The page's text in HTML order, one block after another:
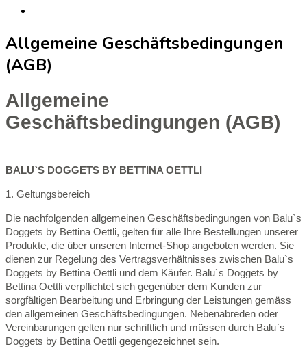
Allgemeine Geschäftsbedingungen
(AGB)
Allgemeine
Geschäftsbedingungen (AGB)
BALU`S DOGGETS BY BETTINA OETTLI
1. Geltungsbereich
Die nachfolgenden allgemeinen Geschäftsbedingungen von Balu`s
Doggets by Bettina Oettli, gelten für alle Ihre Bestellungen unserer
Produkte, die über unseren Internet-Shop angeboten werden. Sie
dienen zur Regelung des Vertragsverhältnisses zwischen Balu`s
Doggets by Bettina Oettli und dem Käufer. Balu`s Doggets by
Bettina Oettli verpflichtet sich gegenüber dem Kunden zur
sorgfältigen Bearbeitung und Erbringung der Leistungen gemäss
den allgemeinen Geschäftsbedingungen. Nebenabreden oder
Vereinbarungen gelten nur schriftlich und müssen durch Balu`s
Doggets by Bettina Oettli gegengezeichnet sein.